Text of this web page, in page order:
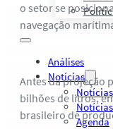
Análises
Notícias
Agenda
o setor se
navegação
Antes da projeção
bilhões de litros,
brasileiro de